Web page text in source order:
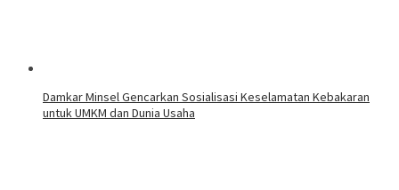
Damkar Minsel Gencarkan Sosialisasi Keselamatan Kebakaran
untuk UMKM dan Dunia Usaha